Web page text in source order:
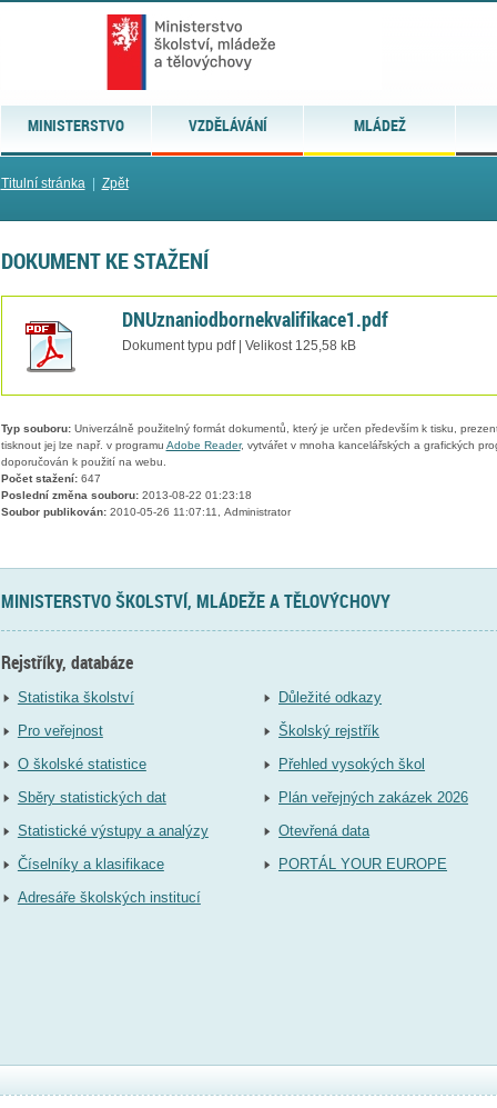
MINISTERSTVO VZDĚLÁVÁNÍ MLÁDEŽ
Titulní stránka| Zpět
DOKUMENT KE STAŽENÍ
DNUznaniodbornekvalifikace1.pdf
Dokument typu pdf | Velikost 125,58 kB
Typ souboru:Univerzálně použitelný formát dokumentů, který je určen především k tisku,
tisknout jej lze např. v programu Adobe Reader, vytvářet v mnoha kancelářských a grafických
doporučován k použití na webu.
Počet stažení:647
Poslední změna souboru:2013-08-22 01:23:18
Soubor publikován:2010-05-26 11:07:11, Administrator
MINISTERSTVO ŠKOLSTVÍ, MLÁDEŽE A TĚLOVÝCHOVY
Rejstříky, databáze
Statistika školství
Pro veřejnost
O školské statistice
Sběry statistických dat
Statistické výstupy a analýzy
Číselníky a klasifikace
Adresáře školských institucí
Důležité odkazy
Školský rejstřík
Přehled vysokých škol
Plán veřejných zakázek 2026
Otevřená data
PORTÁL YOUR EUROPE